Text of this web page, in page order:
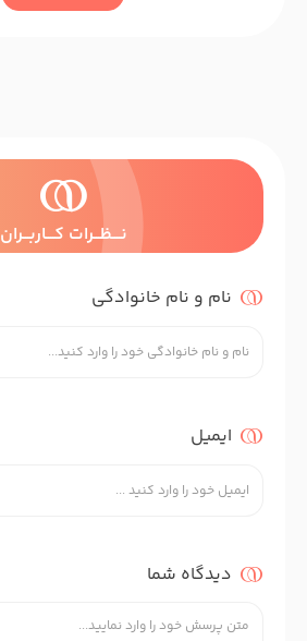
نــــظـــرات کــــاربـــران
نام و نام خانوادگی
ایمیل
دیدگاه شما